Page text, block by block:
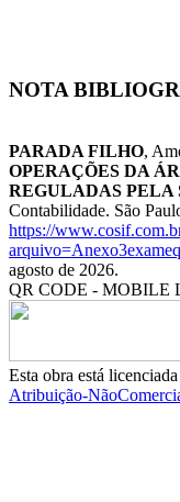
NOTA
PARADA FILHO,
OPERAÇÕES DA
REGULADAS PELA
Contabilidade. São
https://
agosto de 2026.
QR CODE - MOBILE
Esta obra está
Atribuição-